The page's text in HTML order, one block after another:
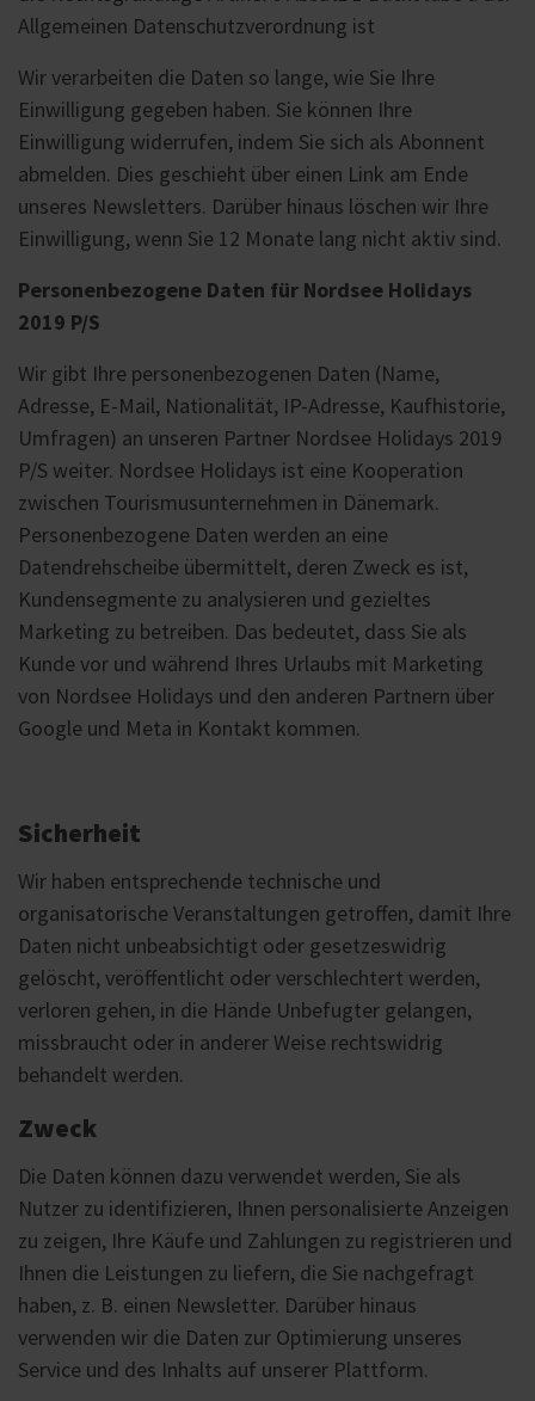
Allgemeinen Datenschutzverordnung ist
Wir verarbeiten die Daten so lange, wie Sie Ihre
Einwilligung gegeben haben. Sie können Ihre
Einwilligung widerrufen, indem Sie sich als Abonnent
abmelden. Dies geschieht über einen Link am Ende
unseres Newsletters. Darüber hinaus löschen wir Ihre
Einwilligung, wenn Sie 12 Monate lang nicht aktiv sind.
Personenbezogene Daten für Nordsee Holidays
2019 P/S
Wir gibt Ihre personenbezogenen Daten (Name,
Adresse, E-Mail, Nationalität, IP-Adresse, Kaufhistorie,
Umfragen) an unseren Partner Nordsee Holidays 2019
P/S weiter. Nordsee Holidays ist eine Kooperation
zwischen Tourismusunternehmen in Dänemark.
Personenbezogene Daten werden an eine
Datendrehscheibe übermittelt, deren Zweck es ist,
Kundensegmente zu analysieren und gezieltes
Marketing zu betreiben. Das bedeutet, dass Sie als
Kunde vor und während Ihres Urlaubs mit Marketing
von Nordsee Holidays und den anderen Partnern über
Google und Meta in Kontakt kommen.
Sicherheit
Wir haben entsprechende technische und
organisatorische Veranstaltungen getroffen, damit Ihre
Daten nicht unbeabsichtigt oder gesetzeswidrig
gelöscht, veröffentlicht oder verschlechtert werden,
verloren gehen, in die Hände Unbefugter gelangen,
missbraucht oder in anderer Weise rechtswidrig
behandelt werden.
Zweck
Die Daten können dazu verwendet werden, Sie als
Nutzer zu identifizieren, Ihnen personalisierte Anzeigen
zu zeigen, Ihre Käufe und Zahlungen zu registrieren und
Ihnen die Leistungen zu liefern, die Sie nachgefragt
haben, z. B. einen Newsletter. Darüber hinaus
verwenden wir die Daten zur Optimierung unseres
Service und des Inhalts auf unserer Plattform.